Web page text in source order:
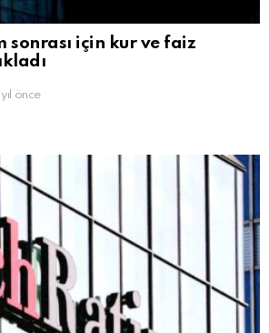
sonrası için kur ve faiz
önce